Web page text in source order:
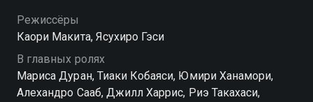
Режиссёры
Каори Макита, Ясухиро Гэси
В главных ролях
Мариса Дуран, Тиаки Кобаяси, Юмири Ханамори,
Алехандро Сааб, Джилл Харрис, Риэ Такахаси,